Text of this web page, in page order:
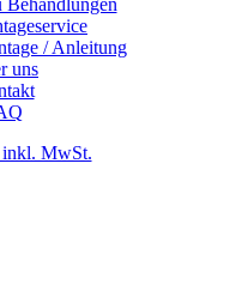
Behandlungen
/ Anleitung
uns
MwSt.